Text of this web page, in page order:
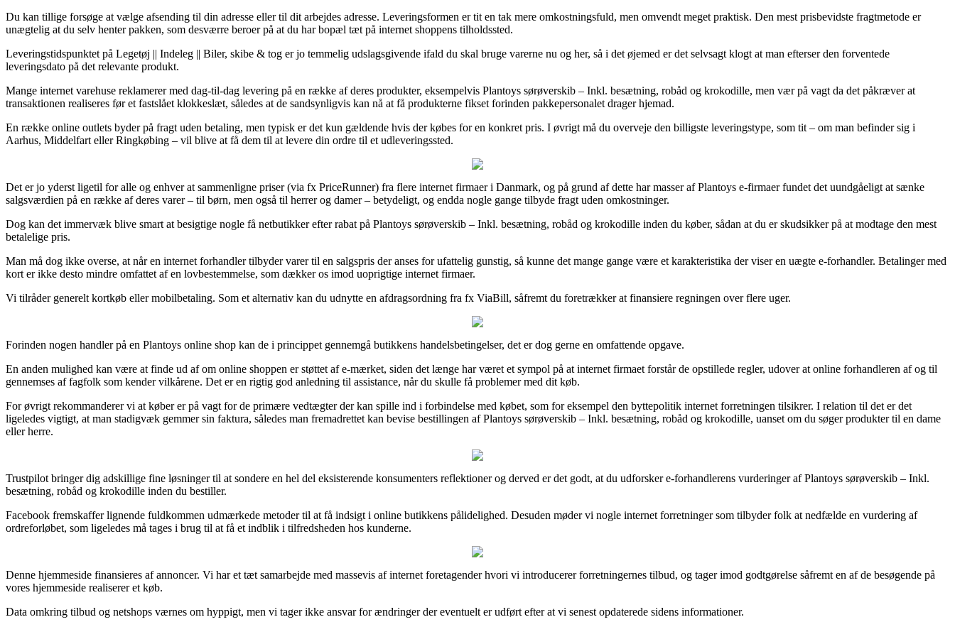
Du kan tillige forsøge at vælge afsending til din adresse eller til dit arbejdes adresse. Leveringsformen er tit en tak mere omkostningsfuld, men omvendt meget praktisk. Den mest prisbevidste fragtmetode er
unægtelig at du selv henter pakken, som desværre beroer på at du har bopæl tæt på internet shoppens tilholdssted.
Leveringstidspunktet på Legetøj || Indeleg || Biler, skibe & tog er jo temmelig udslagsgivende ifald du skal bruge varerne nu og her, så i det øjemed er det selvsagt klogt at man efterser den forventede
leveringsdato på det relevante produkt.
Mange internet varehuse reklamerer med dag-til-dag levering på en række af deres produkter, eksempelvis Plantoys sørøverskib – Inkl. besætning, robåd og krokodille, men vær på vagt da det påkræver at
transaktionen realiseres før et fastslået klokkeslæt, således at de sandsynligvis kan nå at få produkterne fikset forinden pakkepersonalet drager hjemad.
En række online outlets byder på fragt uden betaling, men typisk er det kun gældende hvis der købes for en konkret pris. I øvrigt må du overveje den billigste leveringstype, som tit – om man befinder sig i
Aarhus, Middelfart eller Ringkøbing – vil blive at få dem til at levere din ordre til et udleveringssted.
Det er jo yderst ligetil for alle og enhver at sammenligne priser (via fx PriceRunner) fra flere internet firmaer i Danmark, og på grund af dette har masser af Plantoys e-firmaer fundet det uundgåeligt at sænke
salgsværdien på en række af deres varer – til børn, men også til herrer og damer – betydeligt, og endda nogle gange tilbyde fragt uden omkostninger.
Dog kan det immervæk blive smart at besigtige nogle få netbutikker efter rabat på Plantoys sørøverskib – Inkl. besætning, robåd og krokodille inden du køber, sådan at du er skudsikker på at modtage den mest
betalelige pris.
Man må dog ikke overse, at når en internet forhandler tilbyder varer til en salgspris der anses for ufattelig gunstig, så kunne det mange gange være et karakteristika der viser en uægte e-forhandler. Betalinger med
kort er ikke desto mindre omfattet af en lovbestemmelse, som dækker os imod uoprigtige internet firmaer.
Vi tilråder generelt kortkøb eller mobilbetaling. Som et alternativ kan du udnytte en afdragsordning fra fx ViaBill, såfremt du foretrækker at finansiere regningen over flere uger.
Forinden nogen handler på en Plantoys online shop kan de i princippet gennemgå butikkens handelsbetingelser, det er dog gerne en omfattende opgave.
En anden mulighed kan være at finde ud af om online shoppen er støttet af e-mærket, siden det længe har været et sympol på at internet firmaet forstår de opstillede regler, udover at online forhandleren af og til
gennemses af fagfolk som kender vilkårene. Det er en rigtig god anledning til assistance, når du skulle få problemer med dit køb.
For øvrigt rekommanderer vi at køber er på vagt for de primære vedtægter der kan spille ind i forbindelse med købet, som for eksempel den byttepolitik internet forretningen tilsikrer. I relation til det er det
ligeledes vigtigt, at man stadigvæk gemmer sin faktura, således man fremadrettet kan bevise bestillingen af Plantoys sørøverskib – Inkl. besætning, robåd og krokodille, uanset om du søger produkter til en dame
eller herre.
Trustpilot bringer dig adskillige fine løsninger til at sondere en hel del eksisterende konsumenters reflektioner og derved er det godt, at du udforsker e-forhandlerens vurderinger af Plantoys sørøverskib – Inkl.
besætning, robåd og krokodille inden du bestiller.
Facebook fremskaffer lignende fuldkommen udmærkede metoder til at få indsigt i online butikkens pålidelighed. Desuden møder vi nogle internet forretninger som tilbyder folk at nedfælde en vurdering af
ordreforløbet, som ligeledes må tages i brug til at få et indblik i tilfredsheden hos kunderne.
Denne hjemmeside finansieres af annoncer. Vi har et tæt samarbejde med massevis af internet foretagender hvori vi introducerer forretningernes tilbud, og tager imod godtgørelse såfremt en af de besøgende på
vores hjemmeside realiserer et køb.
Data omkring tilbud og netshops værnes om hyppigt, men vi tager ikke ansvar for ændringer der eventuelt er udført efter at vi senest opdaterede sidens informationer.